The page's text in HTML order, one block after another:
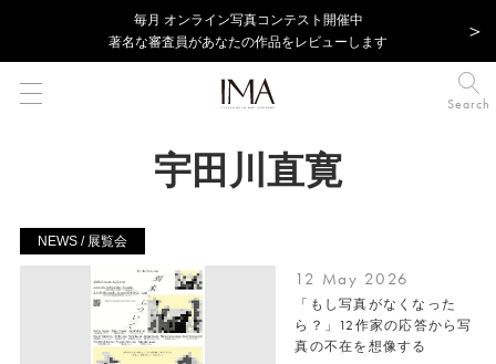
毎⽉ オンライン写真コンテスト開催中
著名な審査員があなたの作品をレビューします
Search
宇田川直寛
NEWS / 展覧会
12 May 2026
「もし写真がなくなった
ら？」12作家の応答から写
真の不在を想像する